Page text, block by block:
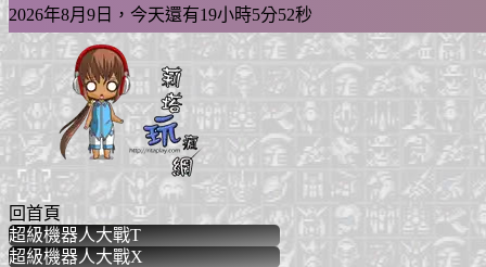
2026年8月9日，今天還有19小時5分51秒
回首頁
超級機器人大戰T
SRWT PS4/Switch
超級機器人大戰X
SRWX PS4/PSV